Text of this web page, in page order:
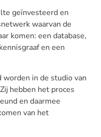
geïnvesteerd en
waarvan de
komen: een database,
en een
in de studio van
hebben het proces
en daarmee
van het